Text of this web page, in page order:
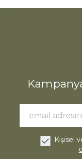
Kişisel